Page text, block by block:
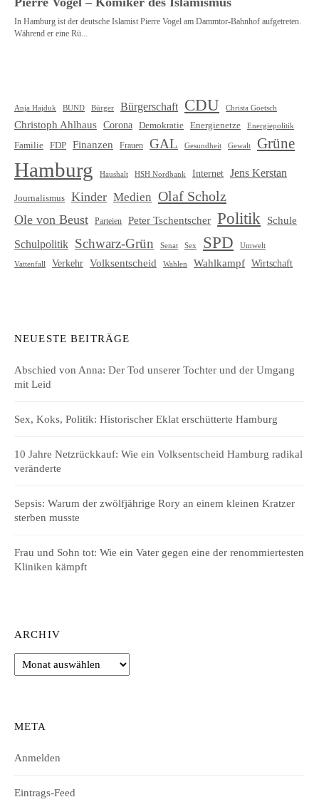
Anja Hajduk BUND Bürger Bürgerschaft CDU Christa Goetsch
Christoph Ahlhaus Corona Demokratie Energienetze Energiepolitik
Familie FDP Finanzen Frauen GAL Gesundheit Gewalt Grüne
Hamburg Haushalt HSH Nordbank Internet Jens Kerstan
Journalismus Kinder Medien Olaf Scholz
Ole von Beust Parteien Peter Tschentscher Politik Schule
Schulpolitik Schwarz-Grün Senat Sex SPD Umwelt
Vattenfall Verkehr Volksentscheid Wahlen Wahlkampf Wirtschaft
NEUESTE BEITRÄGE
Abschied von Anna: Der Tod unserer Tochter und der Umgang
mit Leid
Sex, Koks, Politik: Historischer Eklat erschütterte Hamburg
10 Jahre Netzrückkauf: Wie ein Volksentscheid Hamburg radikal
veränderte
Sepsis: Warum der zwölfjährige Rory an einem kleinen Kratzer
sterben musste
Frau und Sohn tot: Wie ein Vater gegen eine der renommiertesten
Kliniken kämpft
ARCHIV
Archiv
META
Anmelden
Eintrags-Feed